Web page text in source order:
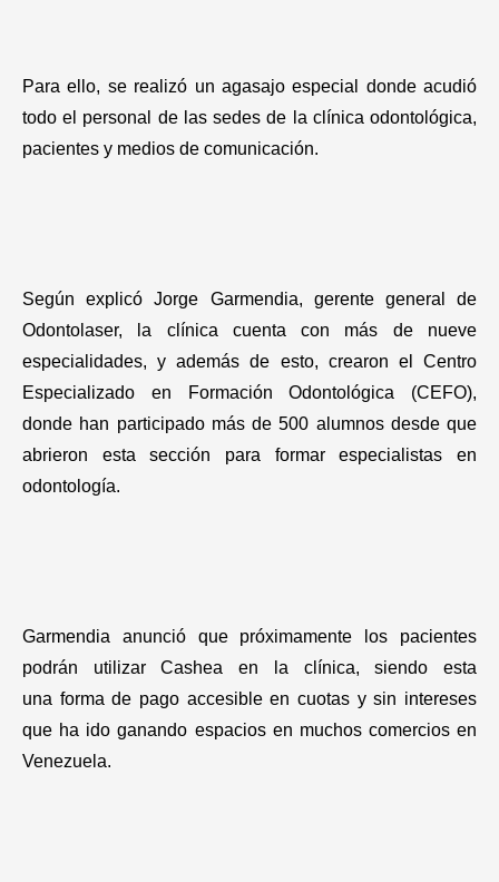
Para ello, se realizó un agasajo especial donde acudió
todo el personal de las sedes de la clínica odontológica,
pacientes y medios de comunicación.
Según explicó Jorge Garmendia, gerente general de
Odontolaser, la clínica cuenta con más de nueve
especialidades, y además de esto, crearon el Centro
Especializado en Formación Odontológica (CEFO),
donde han participado más de 500 alumnos desde que
abrieron esta sección para formar especialistas en
odontología.
Garmendia anunció que próximamente los pacientes
podrán utilizar Cashea en la clínica, siendo esta
una forma de pago accesible en cuotas y sin intereses
que ha ido ganando espacios en muchos comercios en
Venezuela.